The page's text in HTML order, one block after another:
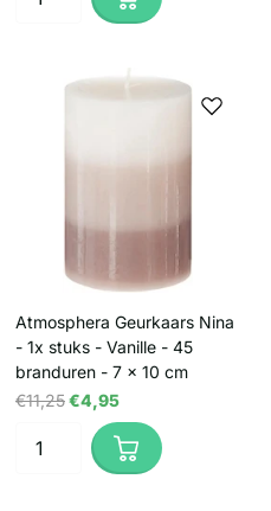
Atmosphera Geurkaars Nina
- 1x stuks - Vanille - 45
branduren - 7 x 10 cm
€11,25€4,95